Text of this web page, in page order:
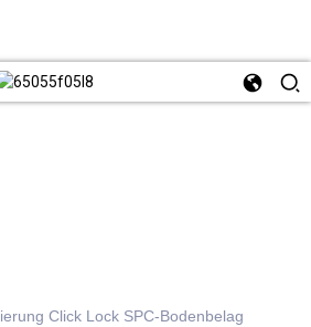
Click Lock SPC-Bodenbelag